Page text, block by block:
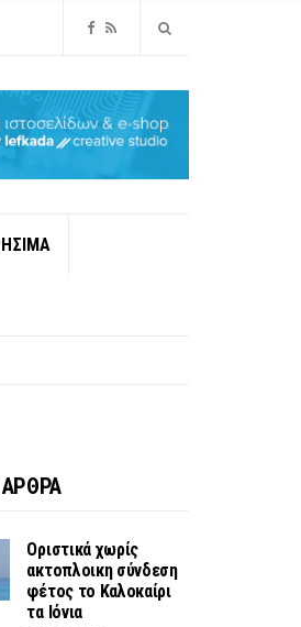
Οριστικά χωρίς
ακτοπλοικη σύνδεση
φέτος το Καλοκαίρι
τα Ιόνια